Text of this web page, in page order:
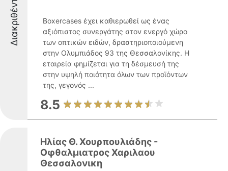
Διακριθέντες
Boxercases έχει καθιερωθεί ως ένας
αξιόπιστος συνεργάτης στον ενεργό χώρο
των οπτικών ειδών, δραστηριοποιούμενη
στην Ολυμπιάδος 93 της Θεσσαλονίκης. Η
εταιρεία φημίζεται για τη δέσμευσή της
στην υψηλή ποιότητα όλων των προϊόντων
της, γεγονός ...
8.5
Ηλίας Θ. Χουρπουλιάδης -
Οφθαλμιατρος Χαριλαου
Θεσσαλονικη